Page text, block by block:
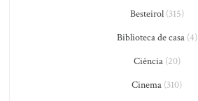
Besteirol(315)
Biblioteca de casa(4)
Ciência(20)
Cinema (310)